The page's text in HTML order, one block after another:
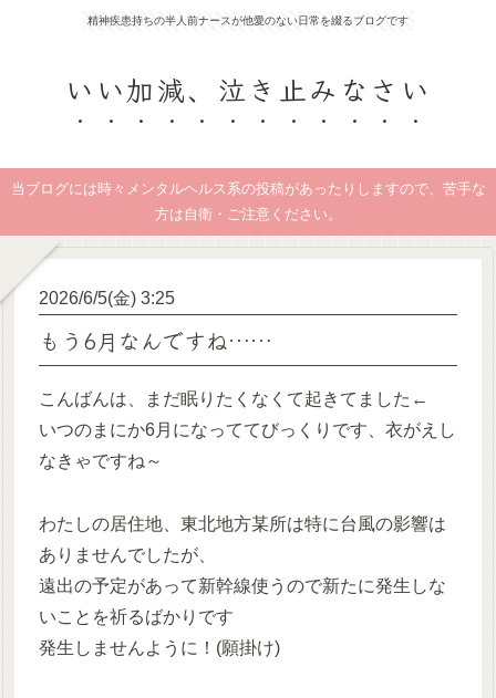
精神疾患持ちの半人前ナースが他愛のない日常を綴るブログです
いい加減、泣き止みなさい
当ブログには時々メンタルヘルス系の投稿があったりしますので、苦手な
方は自衛・ご注意ください。
2026/6/5(金) 3:25
もう6月なんですね……
こんばんは、まだ眠りたくなくて起きてました←
いつのまにか6月になっててびっくりです、衣がえし
なきゃですね～
わたしの居住地、東北地方某所は特に台風の影響は
ありませんでしたが、
遠出の予定があって新幹線使うので新たに発生しな
いことを祈るばかりです
発生しませんように！(願掛け)